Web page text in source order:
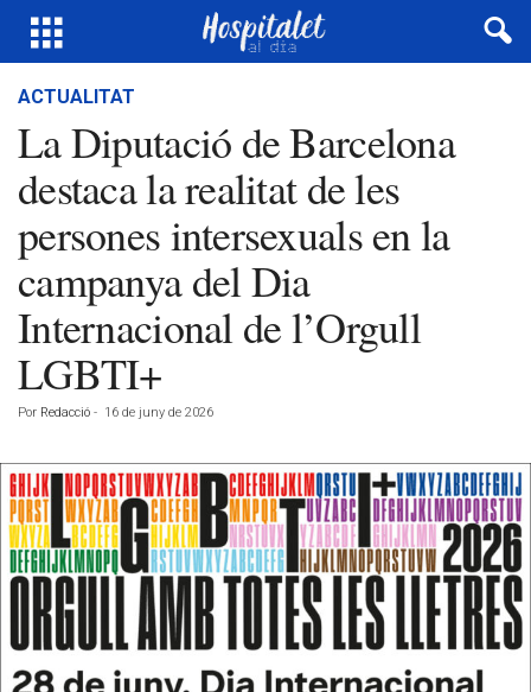
ACTUALITAT
La Diputació de Barcelona
destaca la realitat de les
persones intersexuals en la
campanya del Dia
Internacional de l’Orgull
LGBTI+
Por Redacció - 16 de juny de 2026